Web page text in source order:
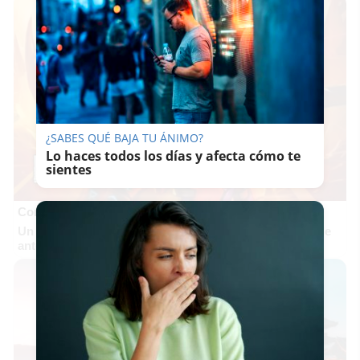
Corepunk MMORPG
Un verdadero MMORPG de la vieja escuela ¡Cómo los de
¿SABES QUÉ BAJA TU ÁNIMO?
Lo haces todos los días y afecta cómo te
sientes